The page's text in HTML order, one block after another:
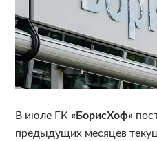
В июле ГК «БорисХоф»
предыдущих месяцев